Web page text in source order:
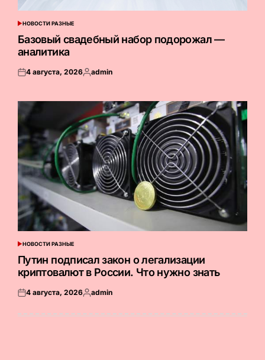
ОПУБЛИКОВАНО
В
НОВОСТИ РАЗНЫЕ
Базовый свадебный набор подорожал —
аналитика
Опубликовано
4 августа, 2026Запись
admin
ОПУБЛИКОВАНО
В
НОВОСТИ РАЗНЫЕ
Путин подписал закон о легализации
криптовалют в России. Что нужно знать
Опубликовано
4 августа, 2026Запись
admin